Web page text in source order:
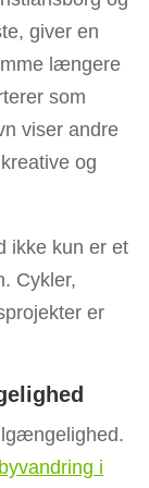
giver en
længere
som
viser andre
og
ikke kun er et
Cykler,
er
i